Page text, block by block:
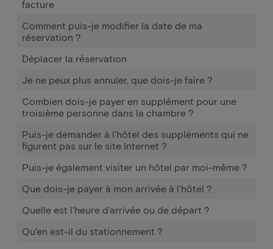
facture
Comment puis-je modifier la date de ma
réservation ?
Déplacer la réservation
Je ne peux plus annuler, que dois-je faire ?
Combien dois-je payer en supplément pour une
troisième personne dans la chambre ?
Puis-je demander à l'hôtel des suppléments qui ne
figurent pas sur le site Internet ?
Puis-je également visiter un hôtel par moi-même ?
Que dois-je payer à mon arrivée à l'hôtel ?
Quelle est l'heure d'arrivée ou de départ ?
Qu'en est-il du stationnement ?